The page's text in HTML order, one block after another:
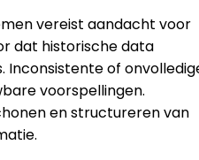
vereist aandacht voor
dat historische data
Inconsistente of
voorspellingen.
en structureren van